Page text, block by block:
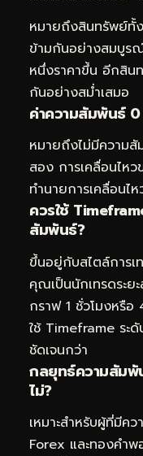
หมายถึงสินทรัพย์ทั้
ข้ามกันอย่างสมบูร
หนึ่งราคาขึ้น อีกสิน
กันอย่างสม่ำเสมอ
ค่าความสัมพันธ์ 0
หมายถึงไม่มีความ
สอง การเคลื่อนไห
ทำนายการเคลื่อน
ควรใช้
สัมพันธ์?
ขึ้นอยู่กับสไตล์การ
คุณเป็นนักเทรดระย
กราฟ 1 ชั่วโมงหรือ
ใช้ Timeframe ระ
ชัดเจนกว่า
กลยุทธ์ความสัมพั
ไม่?
เหมาะสำหรับผู้ที่มีค
Forex และทองคำพ